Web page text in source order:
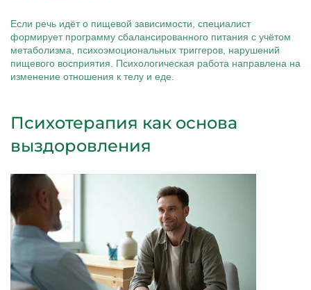
Если речь идёт о пищевой зависимости, специалист
формирует программу сбалансированного питания с учётом
метаболизма, психоэмоциональных триггеров, нарушений
пищевого восприятия. Психологическая работа направлена на
изменение отношения к телу и еде.
Психотерапия как основа
выздоровления